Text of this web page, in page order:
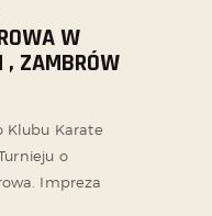
W
, ZAMBRÓW
Klubu Karate
o
Impreza